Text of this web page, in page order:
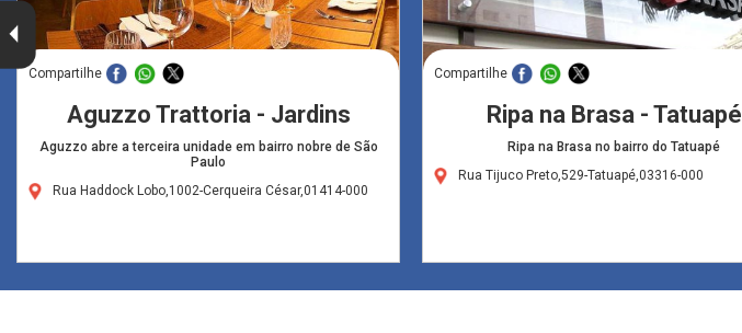
Compartilhe
Aguzzo Trattoria - Jardins
Aguzzo abre a terceira unidade em bairro nobre de São
Paulo
Rua Haddock Lobo,1002-Cerqueira César,01414-000
Compartilhe
Ripa na Brasa - Tatuapé
Ripa na Brasa no bairro do Tatuapé
Rua Tijuco Preto,529-Tatuapé,03316-000